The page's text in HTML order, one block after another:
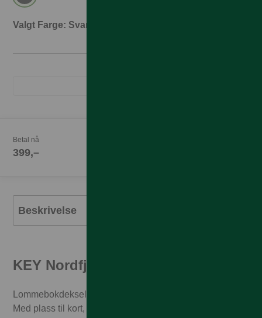
Valgt Farge: Svart
Betal nå
399,–
Beskrivelse
KEY Nordfjord Wallet for Samsung
Lommebokdeksel som beskytter din Samsung telefon.
Med plass til kort, penger og kvitteringer.